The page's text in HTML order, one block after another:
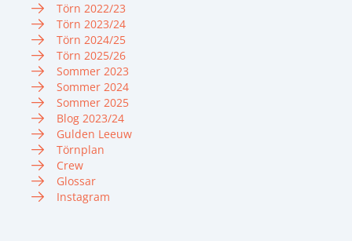
Törn 2022/23
Törn 2023/24
Törn 2024/25
Törn 2025/26
Sommer 2023
Sommer 2024
Sommer 2025
Blog 2023/24
Gulden Leeuw
Törnplan
Crew
Glossar
Instagram